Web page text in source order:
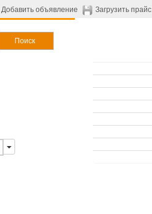
Добавить объявление Загрузить прайс
Поиск